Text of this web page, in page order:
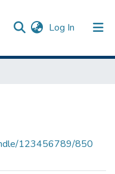
Log In (current)
123456789/850